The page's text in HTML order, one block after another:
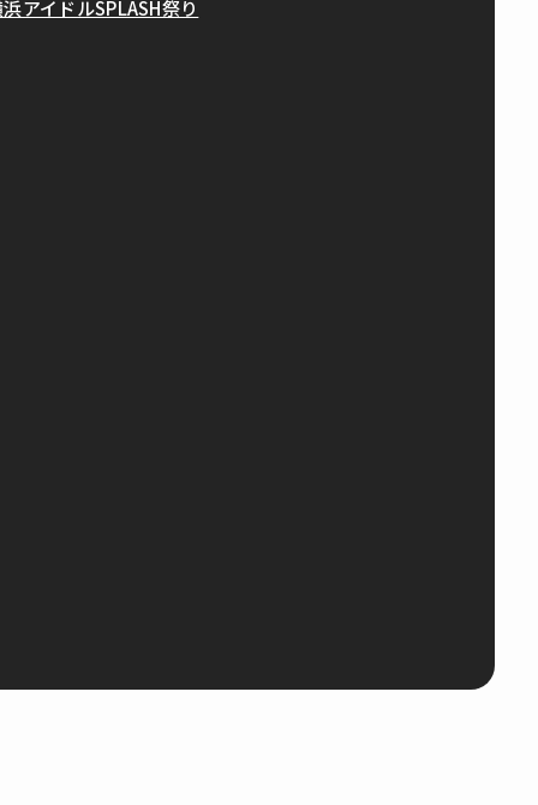
アイドルSPLASH祭り